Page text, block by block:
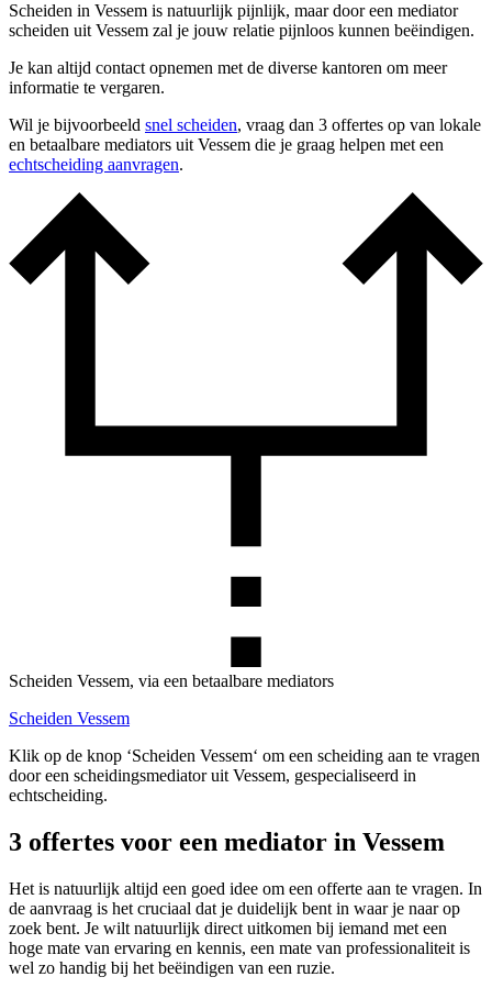
Scheiden in Vessem is natuurlijk pijnlijk, maar door een mediator
scheiden uit Vessem zal je jouw relatie pijnloos kunnen beëindigen.
Je kan altijd contact opnemen met de diverse kantoren om meer
informatie te vergaren.
Wil je bijvoorbeeld snel scheiden, vraag dan 3 offertes op van lokale
en betaalbare mediators uit Vessem die je graag helpen met een
echtscheiding aanvragen.
Scheiden Vessem, via een betaalbare mediators
Scheiden Vessem
Klik op de knop ‘Scheiden Vessem‘ om een scheiding aan te vragen
door een scheidingsmediator uit Vessem, gespecialiseerd in
echtscheiding.
3 offertes voor een mediator in Vessem
Het is natuurlijk altijd een goed idee om een offerte aan te vragen. In
de aanvraag is het cruciaal dat je duidelijk bent in waar je naar op
zoek bent. Je wilt natuurlijk direct uitkomen bij iemand met een
hoge mate van ervaring en kennis, een mate van professionaliteit is
wel zo handig bij het beëindigen van een ruzie.